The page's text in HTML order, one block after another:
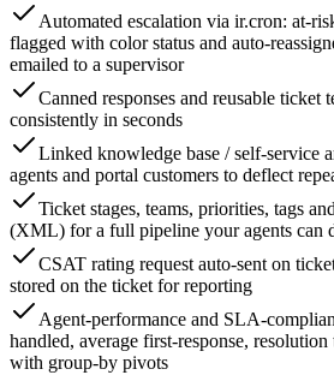
Automated escalation via ir.cron: at-
flagged with color status and auto-
emailed to a supervisor
Canned responses and reusable ticket
consistently in seconds
Linked knowledge base / self-service
agents and portal customers to deflect
Ticket stages, teams, priorities, tags
(XML) for a full pipeline your agents can
CSAT rating request auto-sent on
stored on the ticket for reporting
Agent-performance and SLA-
handled, average first-response,
with group-by pivots